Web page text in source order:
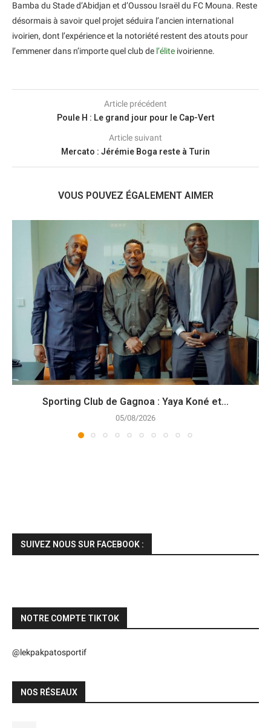
Bamba du Stade d’Abidjan et d’Oussou Israël du FC Mouna. Reste
désormais à savoir quel projet séduira l’ancien international
ivoirien, dont l’expérience et la notoriété restent des atouts pour
l’emmener dans n’importe quel club de l’élite ivoirienne.
Article précédent
Poule H : Le grand jour pour le Cap-Vert
Article suivant
Mercato : Jérémie Boga reste à Turin
VOUS POUVEZ ÉGALEMENT AIMER
Sporting Club de Gagnoa : Yaya Koné et...
05/08/2026
SUIVEZ NOUS SUR FACEBOOK :
NOTRE COMPTE TIKTOK
@lekpakpatosportif
NOS RÉSEAUX